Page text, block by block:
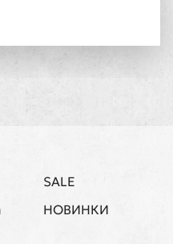
SALE
НОВИНКИ